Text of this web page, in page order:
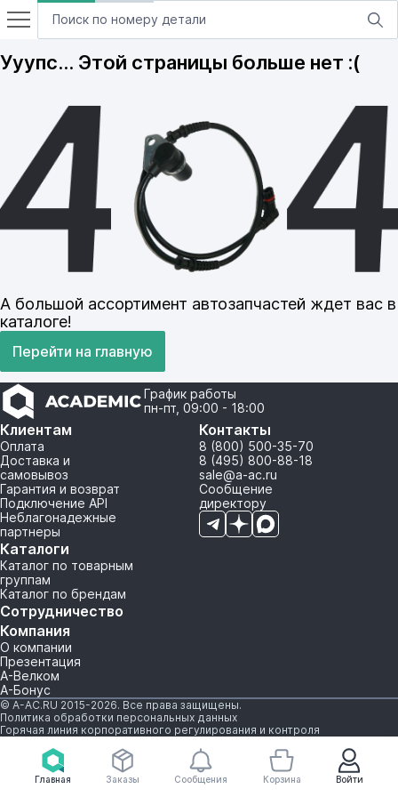
Главная Войти
Заказы Сообщения Корзина
Ууупс… Этой страницы больше нет :(
А большой ассортимент автозапчастей ждет вас в
каталоге!
Перейти на главную
График работы
пн-пт, 09:00 - 18:00
Клиентам
Оплата
Доставка и
самовывоз
Гарантия и возврат
Подключение API
Неблагонадежные
партнеры
Каталоги
Каталог по товарным
группам
Каталог по брендам
Сотрудничество
Компания
О компании
Презентация
А-Велком
А-Бонус
Контакты
8 (800) 500-35-70
8 (495) 800-88-18
sale@a-ac.ru
Сообщение
директору
© A-AC.RU 2015-2026. Все права защищены.
Политика обработки персональных данных
Горячая линия корпоративного регулирования и контроля